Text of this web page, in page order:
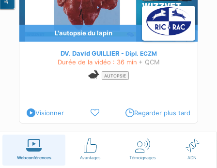
Webconférences Avantages Témoignages ADN
L'autopsie du lapin
DV. David GUILLIER Dipl. ECZM
Durée de la vidéo : 36 min + QCM
AUTOPSIE
Visionner Regarder plus tard
Français Conditions d'utilisation Nous contacter